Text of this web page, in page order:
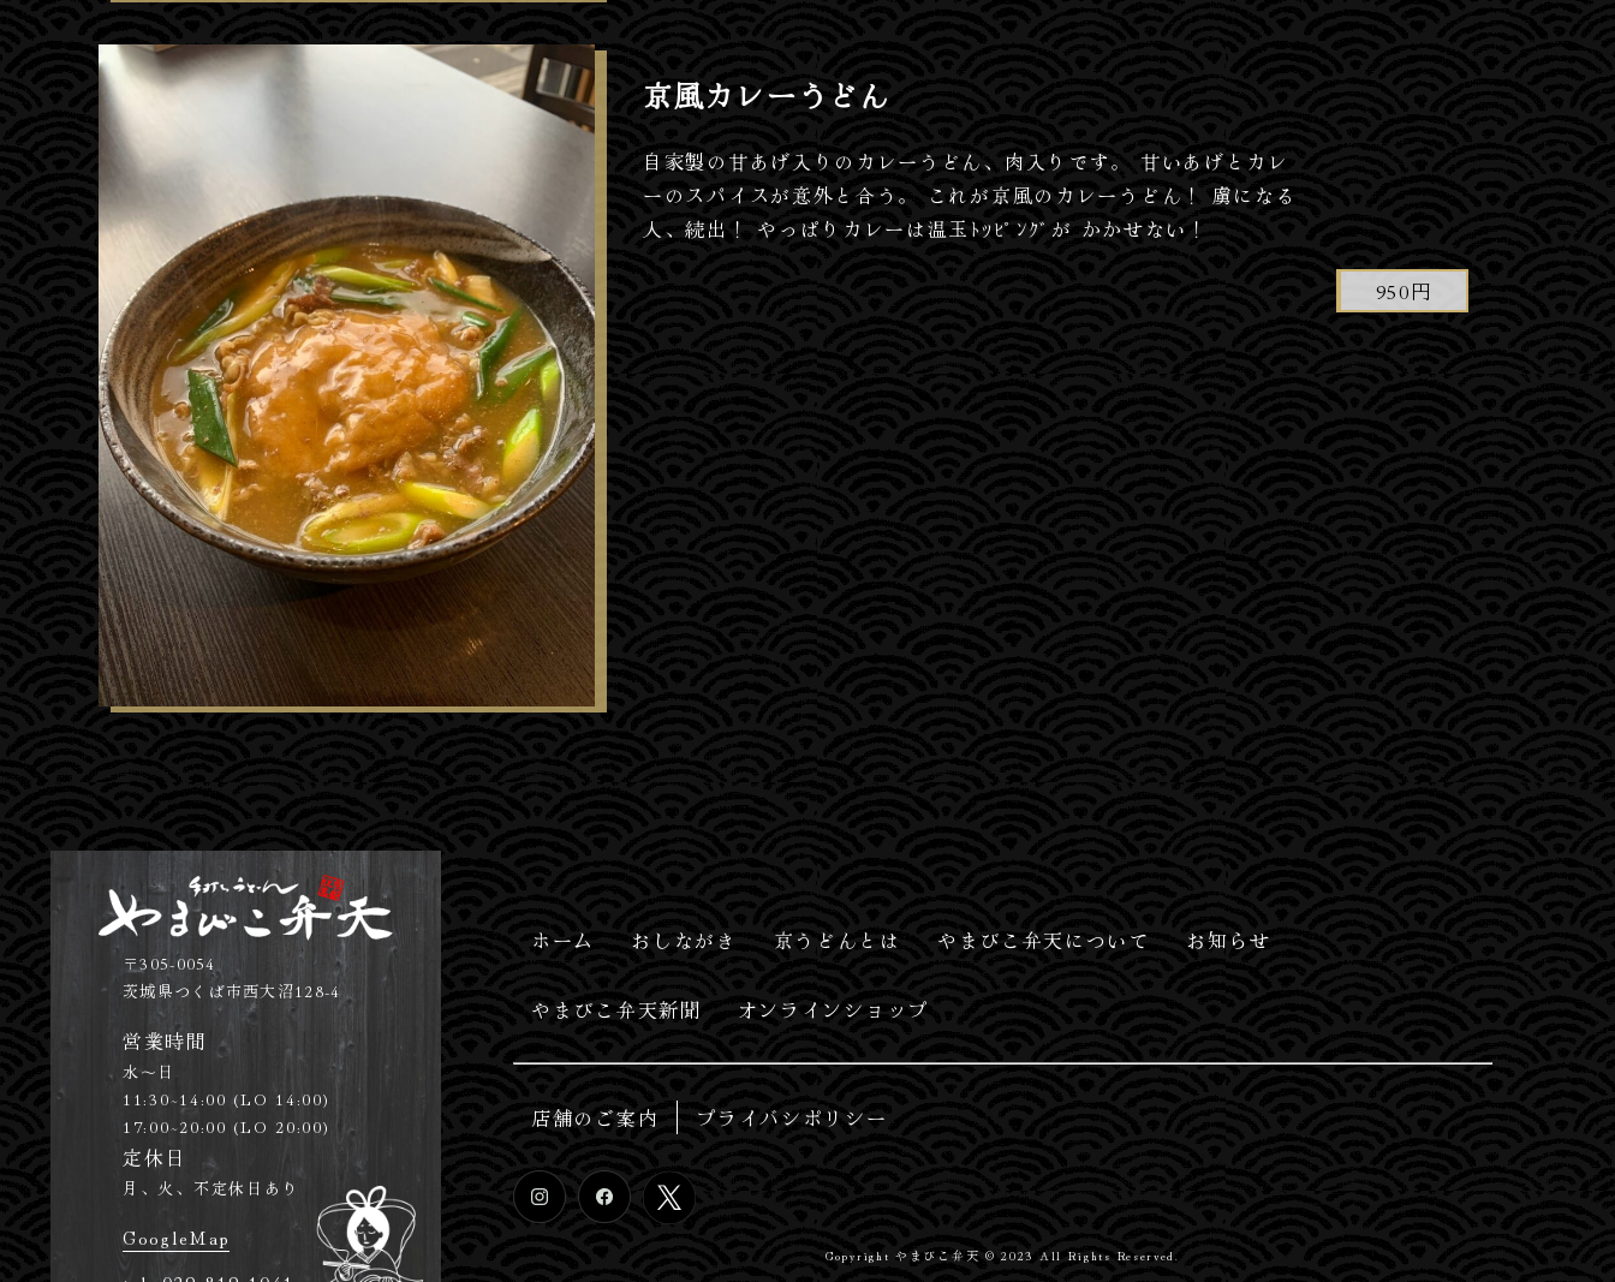
京風カレーうどん
自家製の甘あげ入りのカレーうどん、肉入りです。 甘いあげとカレ
ーのスパイスが意外と合う。 これが京風のカレーうどん！ 虜になる
人、続出！ やっぱりカレーは温玉ﾄｯﾋﾟﾝｸﾞが かかせない！
950円
〒305-0054
茨城県つくば市西大沼128-4
営業時間
水〜日
11:30~14:00 (LO 14:00)
17:00~20:00 (LO 20:00)
定休日
月、火、不定休日あり
GoogleMap
ホーム おしながき 京うどんとは やまびこ弁天について お知らせ
やまびこ弁天新聞 オンラインショップ
店舗のご案内 プライバシポリシー
Copyright やまびこ弁天 © 2023 All Rights Reserved.